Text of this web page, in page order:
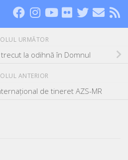
URMĂTOR
la odihnă în Domnul
ANTERIOR
de tineret AZS-MR